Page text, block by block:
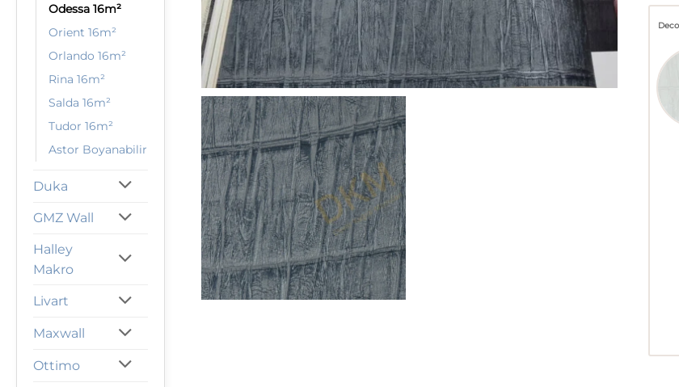
Odessa 16m²
Orient 16m²
Orlando 16m²
Rina 16m²
Salda 16m²
Tudor 16m²
Astor Boyanabilir
Duka
GMZ Wall
Halley
Makro
Livart
Maxwall
Ottimo